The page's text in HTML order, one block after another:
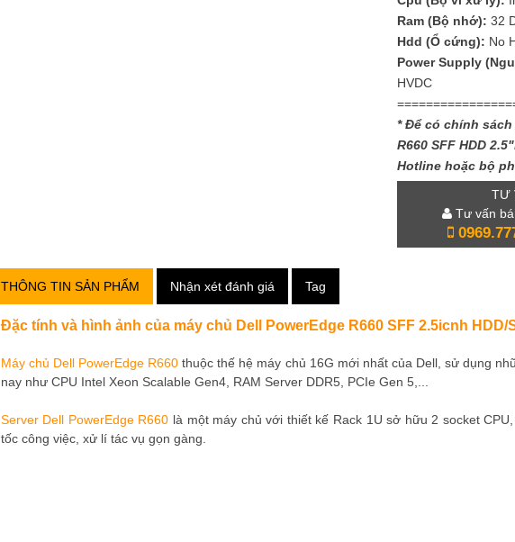
Ram (Bộ nhớ): 32
Hdd (Ổ cứng): No
Power Supply
HVDC
* Để có chính
R660 SFF HDD
Hotline hoặc bộ
TƯ
Tư vấn
THÔNG TIN SẢN PHẨM Nhận xét đánh giá Tag
Đặc tính và hình ảnh của máy chủ Dell PowerEdge R660 SFF 2.5icnh HDD/
Máy chủ Dell PowerEdge R660 thuộc thế hệ máy chủ 16G mới nhất của Dell, sử dụng
nay như CPU Intel Xeon Scalable Gen4, RAM Server DDR5, PCIe Gen 5,...
Server Dell PowerEdge R660 là một máy chủ với thiết kế Rack 1U sở hữu 2 socket
tốc công việc, xử lí tác vụ gọn gàng.